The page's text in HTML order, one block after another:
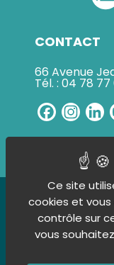
CONTACT
66 Avenue
Tél. : 04 78
Facebook
UN
Ce site
cookies et vous
contrôle sur
vous